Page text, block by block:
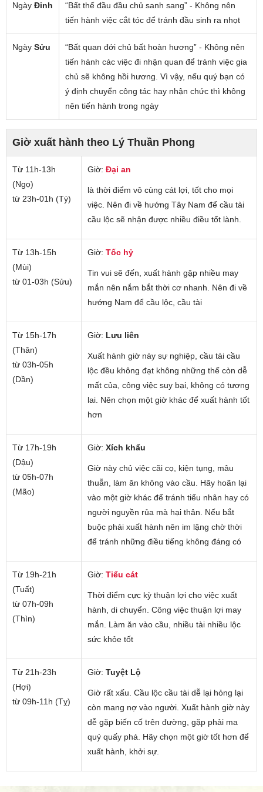
Ngày Đinh
“Bất thế đầu đầu chủ sanh sang” - Không nên
tiến hành việc cắt tóc để tránh đầu sinh ra nhọt
Ngày Sửu
“Bất quan đới chủ bất hoàn hương” - Không nên
tiến hành các việc đi nhận quan để tránh việc gia
chủ sẽ không hồi hương. Vì vậy, nếu quý bạn có
ý định chuyển công tác hay nhận chức thì không
nên tiến hành trong ngày
Giờ xuất hành theo Lý Thuần Phong
Từ 11h-13h
(Ngọ)
từ 23h-01h (Tý)
Giờ: Đại an
là thời điểm vô cùng cát lợi, tốt cho mọi
việc. Nên đi về hướng Tây Nam để cầu tài
cầu lộc sẽ nhận được nhiều điều tốt lành.
Từ 13h-15h
(Mùi)
từ 01-03h (Sửu)
Giờ: Tốc hỷ
Tin vui sẽ đến, xuất hành gặp nhiều may
mắn nên nắm bắt thời cơ nhanh. Nên đi về
hướng Nam để cầu lộc, cầu tài
Từ 15h-17h
(Thân)
từ 03h-05h
(Dần)
Giờ: Lưu liên
Xuất hành giờ này sự nghiệp, cầu tài cầu
lộc đều không đạt không những thế còn dễ
mất của, công việc suy bại, không có tương
lai. Nên chọn một giờ khác để xuất hành tốt
hơn
Từ 17h-19h
(Dậu)
từ 05h-07h
(Mão)
Giờ: Xích khẩu
Giờ này chủ việc cãi cọ, kiện tụng, mâu
thuẫn, làm ăn không vào cầu. Hãy hoãn lại
vào một giờ khác để tránh tiểu nhân hay có
người nguyền rủa mà hại thân. Nếu bắt
buộc phải xuất hành nên im lặng chờ thời
để tránh những điều tiếng không đáng có
Từ 19h-21h
(Tuất)
từ 07h-09h
(Thìn)
Giờ: Tiểu cát
Thời điểm cực kỳ thuận lợi cho việc xuất
hành, di chuyển. Công việc thuận lợi may
mắn. Làm ăn vào cầu, nhiều tài nhiều lộc
sức khỏe tốt
Từ 21h-23h
(Hợi)
từ 09h-11h (Tỵ)
Giờ: Tuyệt Lộ
Giờ rất xấu. Cầu lộc cầu tài dễ lại hỏng lại
còn mang nợ vào người. Xuất hành giờ này
dễ gặp biến cố trên đường, gặp phải ma
quỷ quấy phá. Hãy chọn một giờ tốt hơn để
xuất hành, khởi sự.